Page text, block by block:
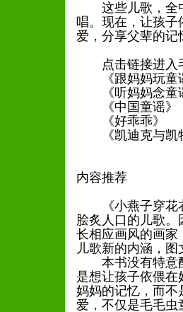
这些儿歌，全中
唱。现在，让孩子
爱，分享父辈的
点击链接进入
《跟妈妈玩童
《听妈妈念童
《中国童谣
《好乖乖》
《凯迪克与凯
内容推荐
《小燕子穿花衣
脍炙人口的儿歌
长相应画风的画家
儿歌新的内涵，
本书没有特意配
是想让孩子依偎
妈妈的记忆，而不
爱，不仅是毛毛虫